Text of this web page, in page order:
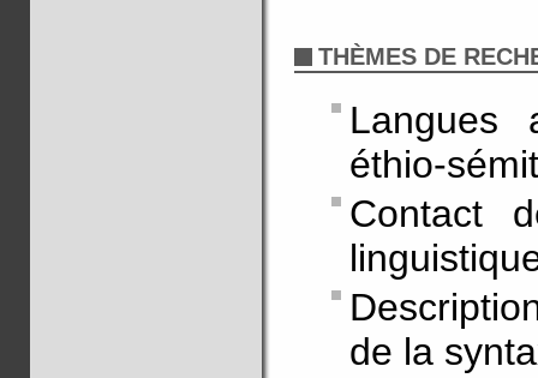
THÈMES DE
Langues
éthio-
Contact
de la